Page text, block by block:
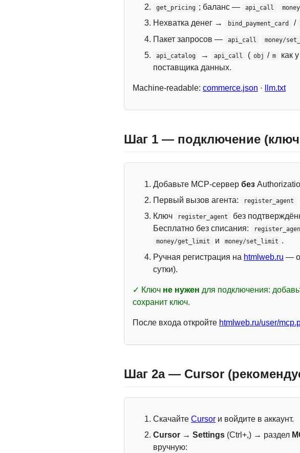
get_pricing ; баланс — api_call
Нехватка денег →
bind_payment_card /
Пакет запросов —
api_call money/
api_catalog → api_call ( obj / m как у
поставщика данных.
Machine-readable: commerce.json · llm.txt
Шаг 1 — подключение (ключ
Добавьте MCP-сервер без
Первый вызов агента:
register_agent
Ключ
register_agent без
Бесплатно без списания:
money/get_limit и money/set_limit .
Ручная регистрация на htmlweb.ru —
сутки).
✓ Ключ не нужен для подключения:
сохранит ключ.
После входа откройте htmlweb.ru/user/
Шаг 2a — Cursor
Скачайте Cursor и войдите в аккаунт.
Cursor → Settings (Ctrl+,) → раздел
вручную: